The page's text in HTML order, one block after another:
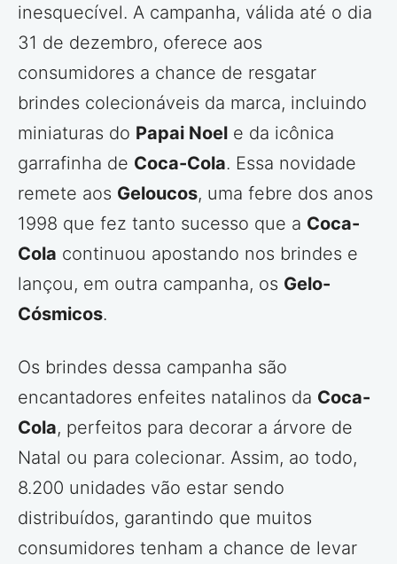
inesquecível. A campanha, válida até o dia
31 de dezembro, oferece aos
consumidores a chance de resgatar
brindes colecionáveis da marca, incluindo
miniaturas do Papai Noel e da icônica
garrafinha de Coca-Cola. Essa novidade
remete aos Geloucos, uma febre dos anos
1998 que fez tanto sucesso que a Coca-
Cola continuou apostando nos brindes e
lançou, em outra campanha, os Gelo-
Cósmicos.
Os brindes dessa campanha são
encantadores enfeites natalinos da Coca-
Cola, perfeitos para decorar a árvore de
Natal ou para colecionar. Assim, ao todo,
8.200 unidades vão estar sendo
distribuídos, garantindo que muitos
consumidores tenham a chance de levar